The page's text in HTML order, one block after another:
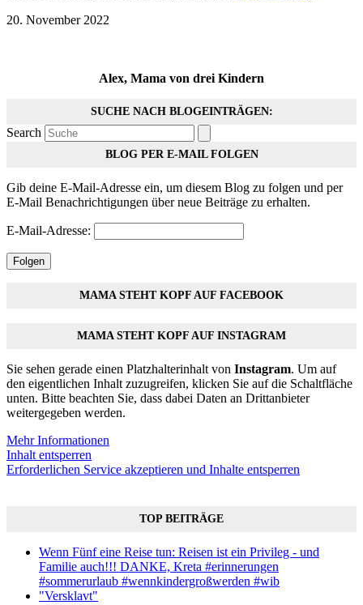
20. November 2022
Alex, Mama von drei Kindern
SUCHE NACH BLOGEINTRÄGEN:
Search
BLOG PER E-MAIL FOLGEN
Gib deine E-Mail-Adresse ein, um diesem Blog zu folgen und per
E-Mail Benachrichtigungen über neue Beiträge zu erhalten.
E-Mail-Adresse:
Folgen
MAMA STEHT KOPF AUF FACEBOOK
MAMA STEHT KOPF AUF INSTAGRAM
Sie sehen gerade einen Platzhalterinhalt von Instagram. Um auf
den eigentlichen Inhalt zuzugreifen, klicken Sie auf die Schaltfläche
unten. Bitte beachten Sie, dass dabei Daten an Drittanbieter
weitergegeben werden.
Mehr Informationen
Inhalt entsperren
Erforderlichen Service akzeptieren und Inhalte entsperren
TOP BEITRÄGE
Wenn Fünf eine Reise tun: Reisen ist ein Privileg - und
Familie auch!!! DANKE, Kreta #erinnerungen
#sommerurlaub #wennkindergroßwerden #wib
"Versklavt"